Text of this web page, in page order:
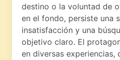
destino o la voluntad de
en el fondo, persiste una
insatisfacción y una
objetivo claro. El
en diversas experiencias,